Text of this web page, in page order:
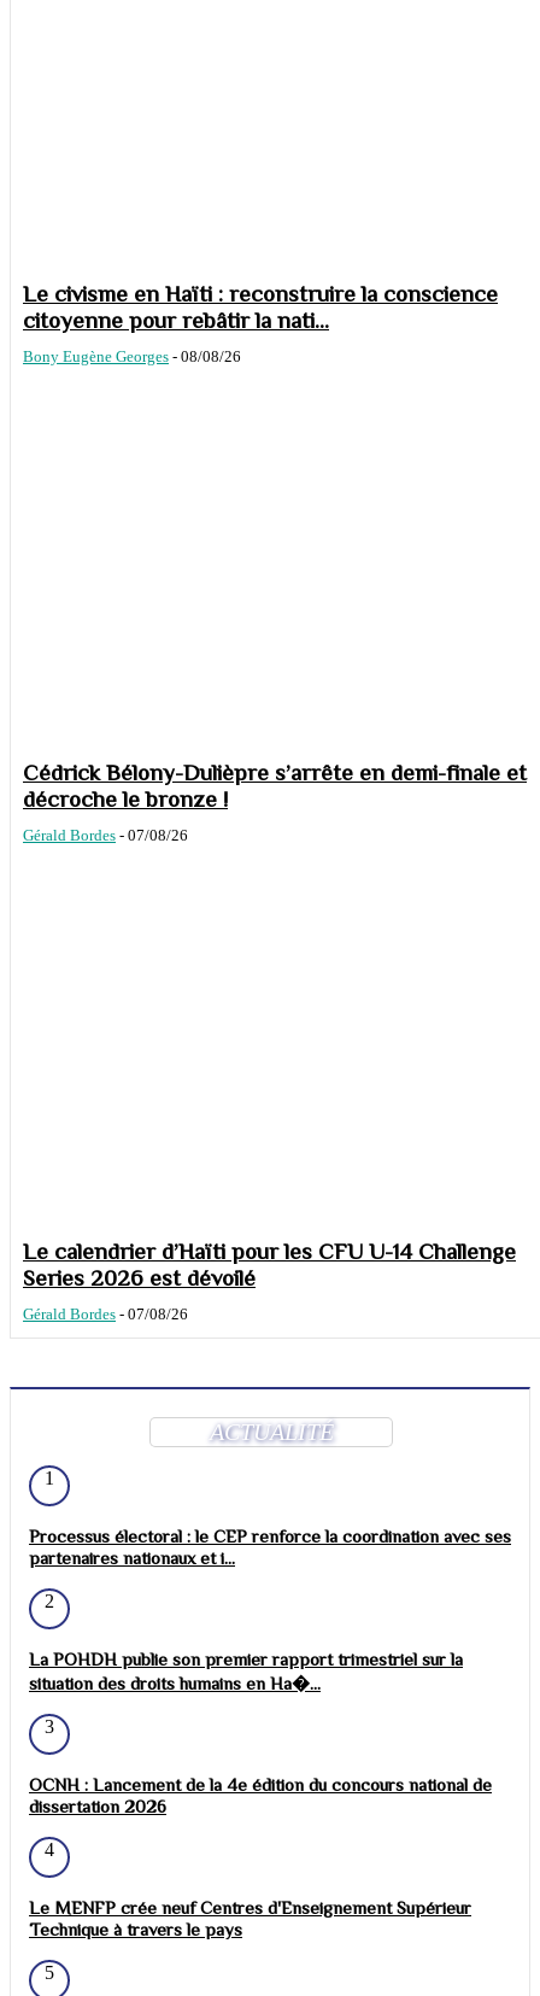
Le civisme en Haïti : reconstruire la conscience
citoyenne pour rebâtir la nati...
Bony Eugène Georges - 08/08/26
Cédrick Bélony-Dulièpre s’arrête en demi-finale et
décroche le bronze !
Gérald Bordes - 07/08/26
Le calendrier d’Haïti pour les CFU U-14 Challenge
Series 2026 est dévoilé
Gérald Bordes - 07/08/26
ACTUALITÉ
1
Processus électoral : le CEP renforce la coordination avec ses
partenaires nationaux et i...
2
La POHDH publie son premier rapport trimestriel sur la
situation des droits humains en Ha�...
3
OCNH : Lancement de la 4e édition du concours national de
dissertation 2026
4
Le MENFP crée neuf Centres d'Enseignement Supérieur
Technique à travers le pays
5